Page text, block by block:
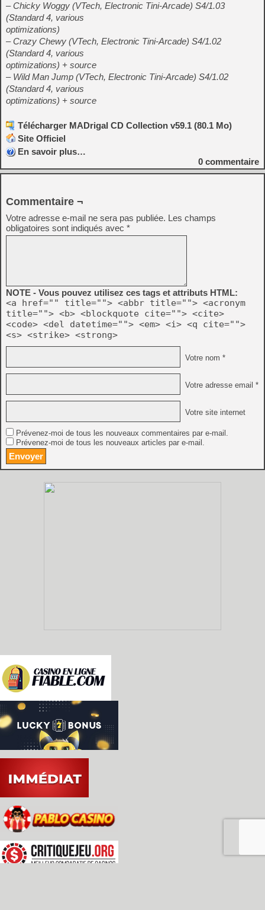
– Chicky Woggy (VTech, Electronic Tini-Arcade) S4/1.03
(Standard 4, various
optimizations)
– Crazy Chewy (VTech, Electronic Tini-Arcade) S4/1.02
(Standard 4, various
optimizations) + source
– Wild Man Jump (VTech, Electronic Tini-Arcade) S4/1.02
(Standard 4, various
optimizations) + source
Télécharger MADrigal CD Collection v59.1 (80.1 Mo)
Site Officiel
En savoir plus…
0 commentaire
Commentaire ¬
Votre adresse e-mail ne sera pas publiée. Les champs
obligatoires sont indiqués avec *
NOTE - Vous pouvez utilisez ces tags et attributs HTML:
<a href="" title=""> <abbr title=""> <acronym
title=""> <b> <blockquote cite=""> <cite>
<code> <del datetime=""> <em> <i> <q cite="">
<s> <strike> <strong>
Votre nom *
Votre adresse email *
Votre site internet
Prévenez-moi de tous les nouveaux commentaires par e-mail.
Prévenez-moi de tous les nouveaux articles par e-mail.